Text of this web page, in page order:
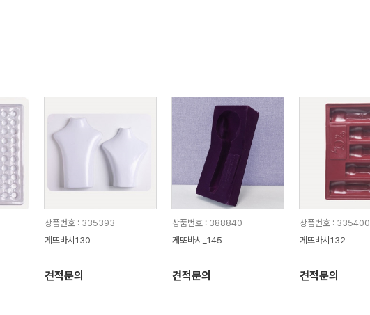
상품번호 : 335393
게또바시130
견적문의
상품번호 : 388840
게또바시_145
견적문의
상품번호 : 335400
게또바시132
견적문의